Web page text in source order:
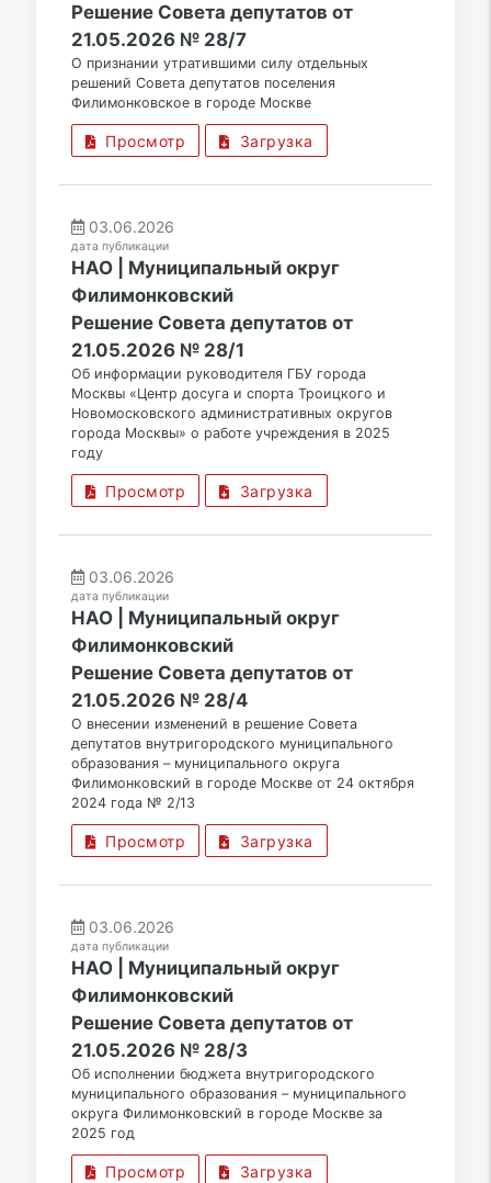
Решение Совета депутатов от
21.05.2026 № 28/7
О признании утратившими силу отдельных
решений Совета депутатов поселения
Филимонковское в городе Москве
Просмотр Загрузка
03.06.2026
дата публикации
НАО | Муниципальный округ
Филимонковский
Решение Совета депутатов от
21.05.2026 № 28/1
Об информации руководителя ГБУ города
Москвы «Центр досуга и спорта Троицкого и
Новомосковского административных округов
города Москвы» о работе учреждения в 2025
году
Просмотр Загрузка
03.06.2026
дата публикации
НАО | Муниципальный округ
Филимонковский
Решение Совета депутатов от
21.05.2026 № 28/4
О внесении изменений в решение Совета
депутатов внутригородского муниципального
образования – муниципального округа
Филимонковский в городе Москве от 24 октября
2024 года № 2/13
Просмотр Загрузка
03.06.2026
дата публикации
НАО | Муниципальный округ
Филимонковский
Решение Совета депутатов от
21.05.2026 № 28/3
Об исполнении бюджета внутригородского
муниципального образования – муниципального
округа Филимонковский в городе Москве за
2025 год
Просмотр Загрузка